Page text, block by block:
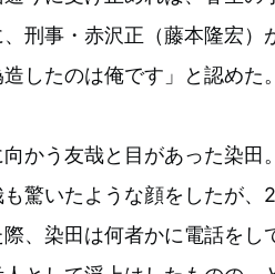
刑事・赤沢正（藤本隆宏）
したのは俺です」と認めた。
かう友哉と目があった染田
驚いたような顔をしたが、
、染田は何者かに電話をし